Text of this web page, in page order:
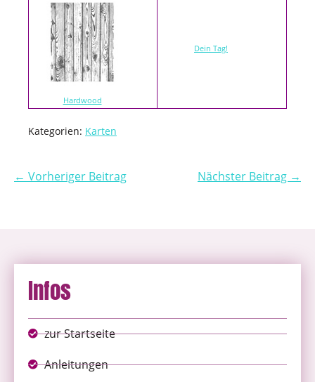
Hardwood
Dein Tag!
Kategorien: Karten
← Vorheriger Beitrag Nächster Beitrag →
Infos
zur Startseite
Anleitungen